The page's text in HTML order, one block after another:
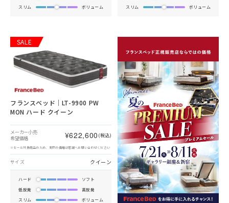
スリム
ボリューム
スリム
ボリューム
SALE
フランスベッド｜LT-9900 PW
MON ハード クイーン
メーカー小売
希望価格
¥622,600 (税込)
※セール対象商品のため、実際の価格は店舗へお問い合わせください
サイズ クイーン
ハード
ソフト
低反発
高反発
スリム
ボリューム